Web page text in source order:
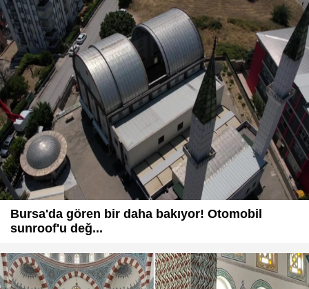
Bursa'da gören bir daha bakıyor! Otomobil
sunroof'u değ...